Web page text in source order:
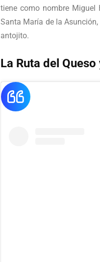
tiene como nombre
Santa María de la
antojito.
La Ruta del Queso